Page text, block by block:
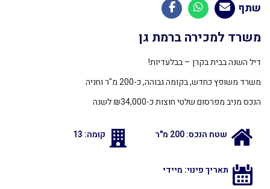
משרד למכירה ברמת גן
דיל השנה בבית בקרן – בבלעדיות!
משרד משופץ כחדש, בקומה גבוהה,כ-200 מ"ר וחניה
הנכס מניב מפרסום שלטי חוצות כ-₪34,000 לשנה
שטח הנכס: 200 מ"ר קומה: 13
תאריך פינוי: מיידי
שתף